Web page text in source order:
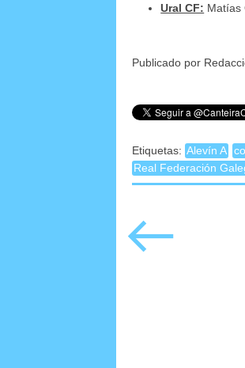
Ural CF: Matías
Publicado por
Etiquetas: Alevín A
Real Federación